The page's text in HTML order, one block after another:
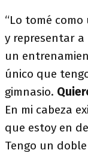
“Lo tomé
y representar a
un
único que
gimnasio.
En mi cabeza
que estoy en
Tengo un